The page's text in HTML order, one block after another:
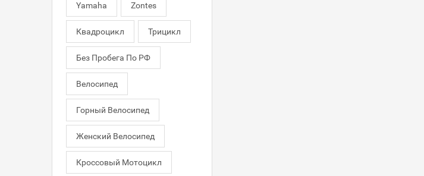
Yamaha Zontes
Квадроцикл Трицикл
Без Пробега По РФ
Велосипед
Горный Велосипед
Женский Велосипед
Кроссовый Мотоцикл